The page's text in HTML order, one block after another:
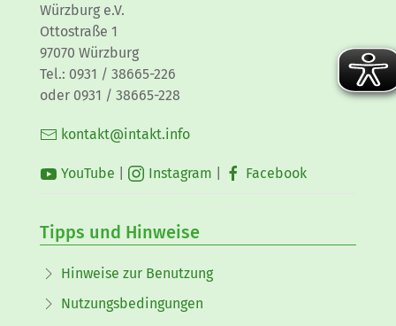
Würzburg e.V.
Ottostraße 1
97070 Würzburg
Tel.: 0931 / 38665-226
oder 0931 / 38665-228
kontakt@intakt.info
YouTube Instagram Facebook
Tipps und Hinweise
Hinweise zur Benutzung
Nutzungsbedingungen